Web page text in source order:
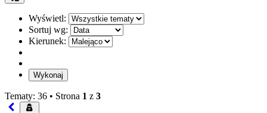
Wyświetl:
Sortuj wg:
Kierunek:
Tematy: 36 • Strona 1 z 3